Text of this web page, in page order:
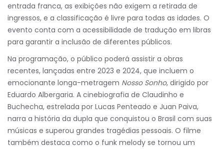
entrada franca, as exibições não exigem a retirada de
ingressos, e a classificação é livre para todas as idades. O
evento conta com a acessibilidade de tradução em libras
para garantir a inclusão de diferentes públicos.
Na programação, o público poderá assistir a obras
recentes, lançadas entre 2023 e 2024, que incluem o
emocionante longa-metragem Nosso Sonho, dirigido por
Eduardo Albergaria. A cinebiografia de Claudinho e
Buchecha, estrelada por Lucas Penteado e Juan Paiva,
narra a história da dupla que conquistou o Brasil com suas
músicas e superou grandes tragédias pessoais. O filme
também destaca como o funk melody se tornou um